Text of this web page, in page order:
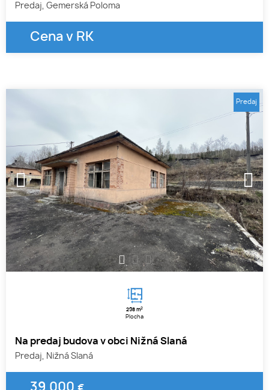
Predaj, Gemerská Poloma
Cena v RK
2 3
298 m2
Plocha
Na predaj budova v obci Nižná Slaná
Predaj, Nižná Slaná
39 000
Predaj